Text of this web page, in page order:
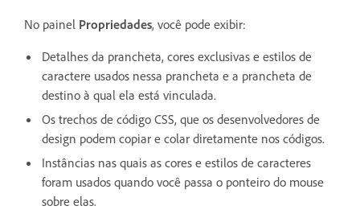
No painel Propriedades, você pode exibir:
Detalhes da prancheta, cores exclusivas e estilos de
caractere usados nessa prancheta e a prancheta de
destino à qual ela está vinculada.
Os trechos de código CSS, que os desenvolvedores de
design podem copiar e colar diretamente nos códigos.
Instâncias nas quais as cores e estilos de caracteres
foram usados quando você passa o ponteiro do mouse
sobre elas.